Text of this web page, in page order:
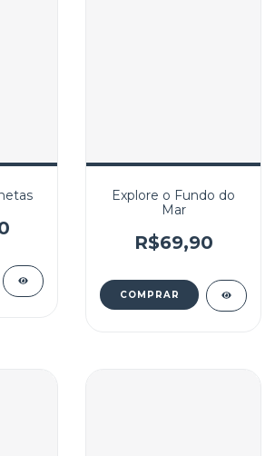
Explore o Fundo do
Mar
R$69,90